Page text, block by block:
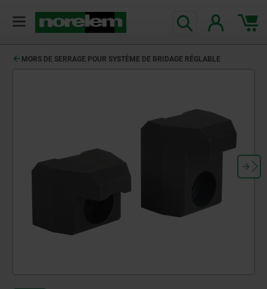
MORS DE SERRAGE POUR SYSTÈME DE BRIDAGE RÉGLABLE